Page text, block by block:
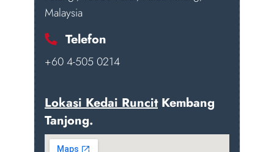
Malaysia
Telefon
+60 4-505 0214
Lokasi Kedai RuncitKembang
Tanjong.